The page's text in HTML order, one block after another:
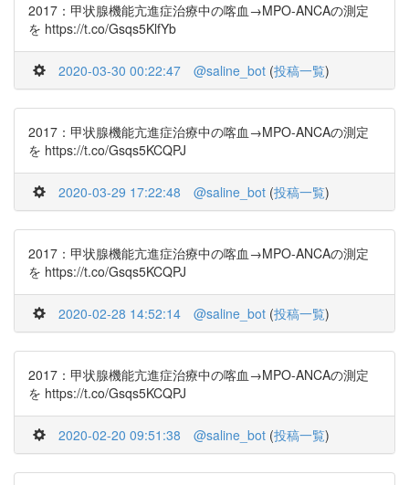
2017：甲状腺機能亢進症治療中の喀血→MPO-ANCAの測定
を https://t.co/Gsqs5KlfYb
2020-03-30 00:22:47 @saline_bot (投稿一覧)
2017：甲状腺機能亢進症治療中の喀血→MPO-ANCAの測定
を https://t.co/Gsqs5KCQPJ
2020-03-29 17:22:48 @saline_bot (投稿一覧)
2017：甲状腺機能亢進症治療中の喀血→MPO-ANCAの測定
を https://t.co/Gsqs5KCQPJ
2020-02-28 14:52:14 @saline_bot (投稿一覧)
2017：甲状腺機能亢進症治療中の喀血→MPO-ANCAの測定
を https://t.co/Gsqs5KCQPJ
2020-02-20 09:51:38 @saline_bot (投稿一覧)